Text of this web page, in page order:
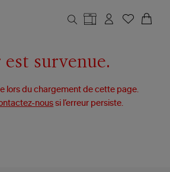
survenue.
lors du chargement de cette page.
nous si l’erreur persiste.